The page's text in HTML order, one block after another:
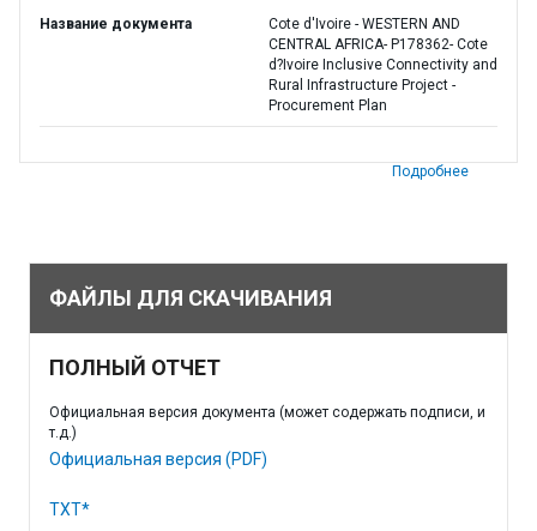
Название документа
Cote d'Ivoire - WESTERN AND
CENTRAL AFRICA- P178362- Cote
d?Ivoire Inclusive Connectivity and
Rural Infrastructure Project -
Procurement Plan
Подробнее
ФАЙЛЫ ДЛЯ СКАЧИВАНИЯ
ПОЛНЫЙ ОТЧЕТ
Официальная версия документа (может содержать подписи, и
т.д.)
Официальная версия (PDF)
TXT*